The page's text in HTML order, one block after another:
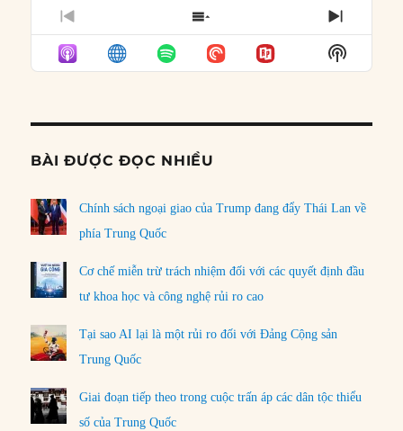
PREVIOUS
EPISODE
SHOW
EPISODES
LIST
NEXT
Show
Podcast
BÀI ĐƯỢC ĐỌC NHIỀU
Chính sách ngoại giao của Trump đang đẩy Thái Lan về
phía Trung Quốc
Cơ chế miễn trừ trách nhiệm đối với các quyết định đầu
tư khoa học và công nghệ rủi ro cao
Tại sao AI lại là một rủi ro đối với Đảng Cộng sản
Trung Quốc
Giai đoạn tiếp theo trong cuộc trấn áp các dân tộc thiểu
số của Trung Quốc